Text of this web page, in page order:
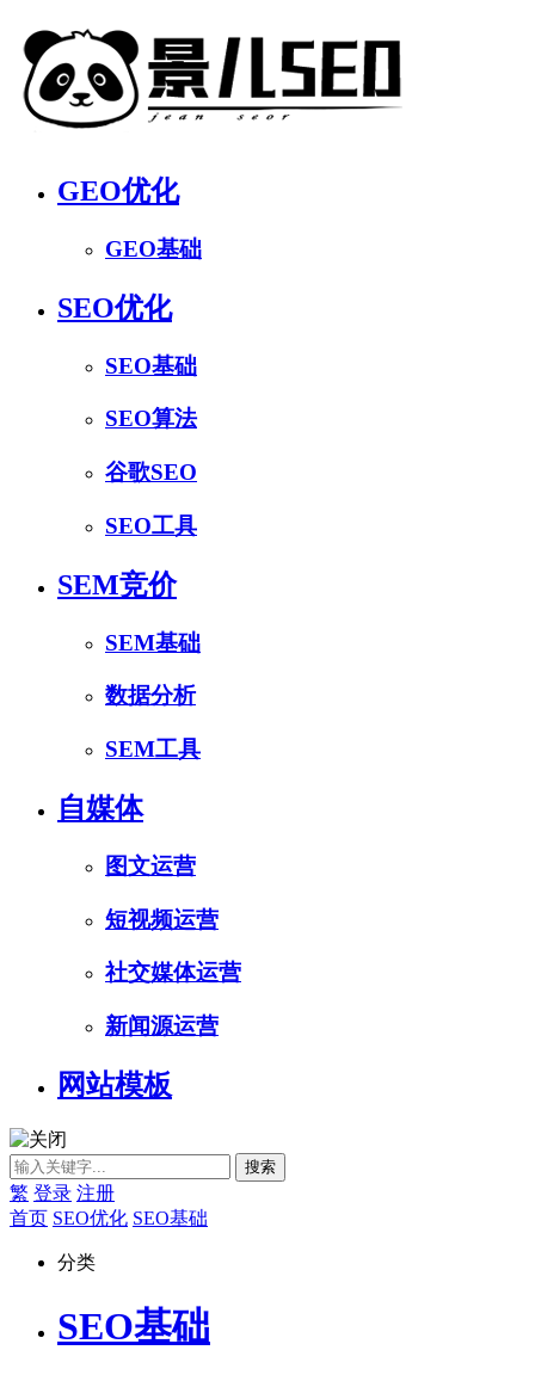
GEO优化
GEO基础
SEO优化
SEO基础
SEO算法
谷歌SEO
SEO工具
SEM竞价
SEM基础
数据分析
SEM工具
自媒体
图文运营
短视频运营
社交媒体运营
新闻源运营
网站模板
繁 登录 注册
首页 SEO优化 SEO基础
分类
SEO基础